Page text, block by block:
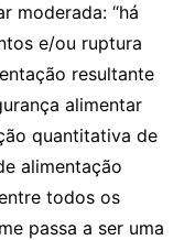
moderada: “há
e/ou ruptura
resultante
alimentar
quantitativa de
alimentação
todos os
passa a ser uma